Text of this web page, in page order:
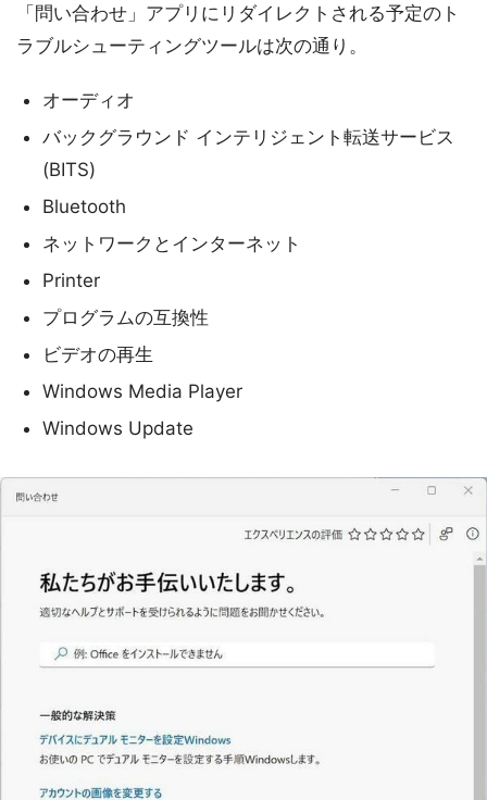
「問い合わせ」アプリにリダイレクトされる予定のト
ラブルシューティングツールは次の通り。
オーディオ
バックグラウンド インテリジェント転送サービス
(BITS)
Bluetooth
ネットワークとインターネット
Printer
プログラムの互換性
ビデオの再生
Windows Media Player
Windows Update